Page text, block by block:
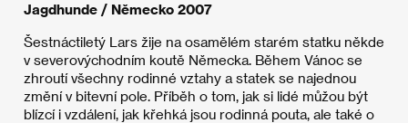
Jagdhunde / Německo 2007
Šestnáctiletý Lars žije na osamělém starém statku někde
v severovýchodním koutě Německa. Během Vánoc se
zhroutí všechny rodinné vztahy a statek se najednou
změní v bitevní pole. Příběh o tom, jak si lidé můžou být
blízcí i vzdálení, jak křehká jsou rodinná pouta, ale také o